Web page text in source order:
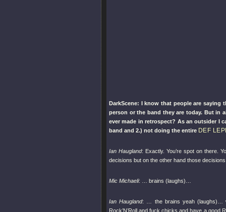
DarkScene: I know that people are saying
person or the band they are today. But in
ever made in retrospect? As an outsider I
band and 2.) not doing the entire DEF
Ian Haugland: Exactly. You’re spot on there.
decisions but on the other hand those
Mic Michaeli: … brains (laughs)…
Ian Haugland: … the brains yeah (laughs)…
Rock’N’Roll and fuck chicks and have a good